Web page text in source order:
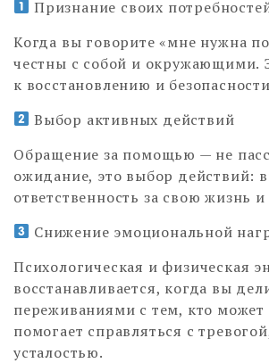
Признание своих
Когда вы говорите «мне нужна
честны с собой и окружающими.
к восстановлению и
Выбор активных действий
Обращение за помощью — не
ожидание, это выбор действий:
ответственность за свою жизнь и
Снижение эмоциональной
Психологическая и физическая
восстанавливается, когда вы
переживаниями с тем, кто может
помогает справляться с
усталостью.